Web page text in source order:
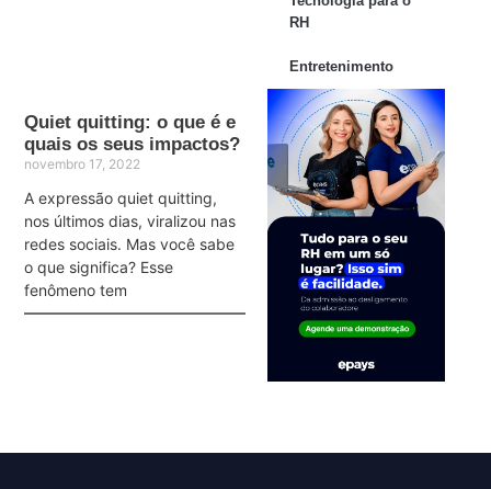
Quiet quitting: o que é e
quais os seus impactos?
novembro 17, 2022
A expressão quiet quitting,
nos últimos dias, viralizou nas
redes sociais. Mas você sabe
o que significa? Esse
fenômeno tem
RH
Entretenimento